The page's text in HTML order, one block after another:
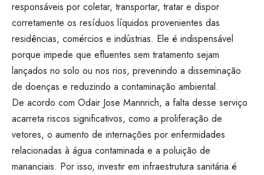
responsáveis por coletar, transportar, tratar e dispor
corretamente os resíduos líquidos provenientes das
residências, comércios e indústrias. Ele é indispensável
porque impede que efluentes sem tratamento sejam
lançados no solo ou nos rios, prevenindo a disseminação
de doenças e reduzindo a contaminação ambiental.
De acordo com Odair Jose Mannrich, a falta desse serviço
acarreta riscos significativos, como a proliferação de
vetores, o aumento de internações por enfermidades
relacionadas à água contaminada e a poluição de
mananciais. Por isso, investir em infraestrutura sanitária é